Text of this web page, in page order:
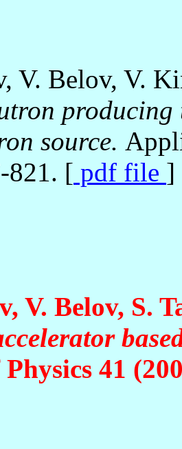
V. Belov, V.
source.
821. [ pdf file ]
V. Belov, S.
41